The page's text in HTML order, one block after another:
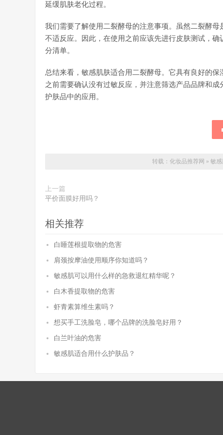
延缓肌肤老化过程。
我们需要了解使用二裂酵母的注意事项。虽然二裂酵
不适反应。因此，在使用之前应该先进行皮肤测试，
分清单。
总结来看，敏感肌肤适合用二裂酵母。它具有良好的
之前需要确认没有过敏反应，并注意筛选产品品牌和
护肤品中的应用。
转载： 化妆品推荐网 » 敏
上一篇
平价面膜好用吗？
相关推荐
白睡莲根提取物的危害
肩颈按摩油使用顺序你知道吗？
敏感肌可以用什么样的急救退红精华呢？
白木香提取物的危害
虾青素算维生素吗？
想买手工洗脸皂，哪个品牌的洗脸皂好用？
白兰叶油的危害
敏感肌适合用什么护肤品？